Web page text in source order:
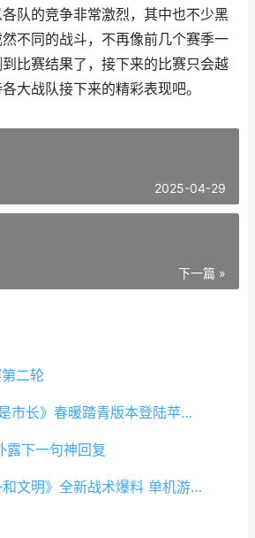
队的竞争非常激烈，其中也不少黑
不同的战斗，不再像前几个赛季一
比赛结果了，接下来的比赛只会越
大战队接下来的精彩表现吧。
2025-04-29
下一篇 »
二轮
《sim城市：我是市长》春暖踏青版本登陆苹果appstore 我是城市人
露下一句神回复
小队集结《战争和文明》全新战术爆料 单机游戏战争小队2